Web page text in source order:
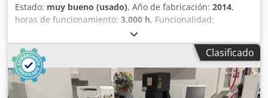
Estado: muy bueno (usado), Año de fabricación: 2014,
horas de funcionamiento: 3.000 h, Funcionalidad:
, rango de medición Eje X:
rango de medición eje Z:500 mm, Equipo de ajuste
preestablecido, usado muy poco. Cedpfx Aozni Rrjbzsrf La
oferta también incluye la base y la impresora de etiquetas.
El equipo está en muy buenas condiciones, véanse las
imágenes. Se puede inspeccionar el equipo con el
Clasificado